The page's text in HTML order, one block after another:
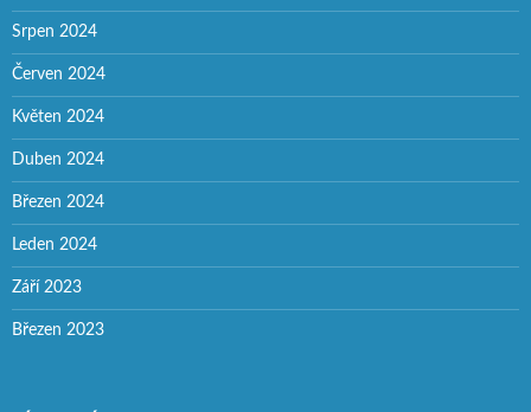
Srpen 2024
Červen 2024
Květen 2024
Duben 2024
Březen 2024
Leden 2024
Září 2023
Březen 2023